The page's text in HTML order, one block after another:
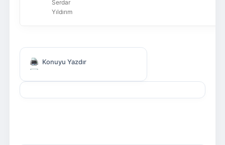
Serdar
Yıldırım
Konuyu Yazdır